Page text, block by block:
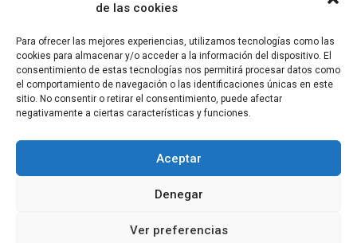
de las cookies
Para ofrecer las mejores experiencias, utilizamos tecnologías como las
cookies para almacenar y/o acceder a la información del dispositivo. El
consentimiento de estas tecnologías nos permitirá procesar datos como
el comportamiento de navegación o las identificaciones únicas en este
sitio. No consentir o retirar el consentimiento, puede afectar
negativamente a ciertas características y funciones.
Aceptar
Denegar
Ver preferencias
taller@mundofetish.com
Envía un email
(+34) 681 104 993
C/Maresme, 28 - 08191 - Rubí
Aquí nos encontrarás
Copyright 2023-2025 MundoFetish, All rights reserved. Powered